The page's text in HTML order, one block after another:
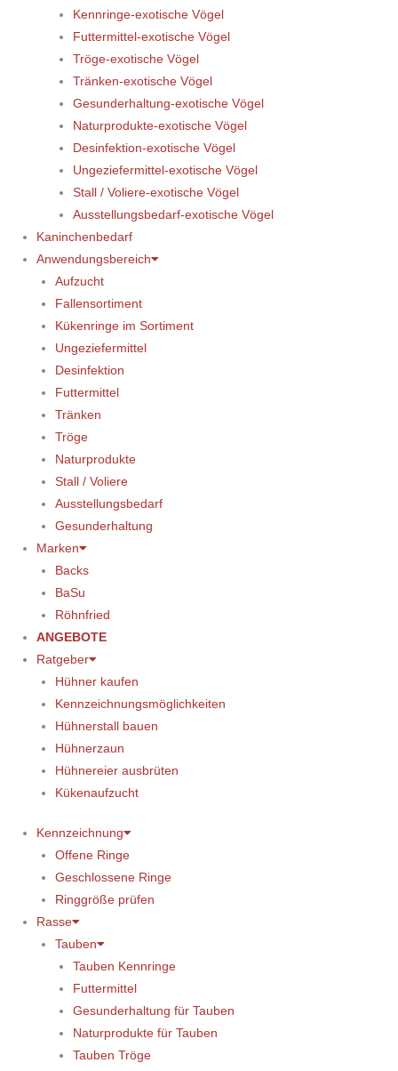
Kennringe-exotische Vögel
Futtermittel-exotische Vögel
Tröge-exotische Vögel
Tränken-exotische Vögel
Gesunderhaltung-exotische Vögel
Naturprodukte-exotische Vögel
Desinfektion-exotische Vögel
Ungeziefermittel-exotische Vögel
Stall / Voliere-exotische Vögel
Ausstellungsbedarf-exotische Vögel
Kaninchenbedarf
Anwendungsbereich
Aufzucht
Fallensortiment
Kükenringe im Sortiment
Ungeziefermittel
Desinfektion
Futtermittel
Tränken
Tröge
Naturprodukte
Stall / Voliere
Ausstellungsbedarf
Gesunderhaltung
Marken
Backs
BaSu
Röhnfried
ANGEBOTE
Ratgeber
Hühner kaufen
Kennzeichnungsmöglichkeiten
Hühnerstall bauen
Hühnerzaun
Hühnereier ausbrüten
Kükenaufzucht
Kennzeichnung
Offene Ringe
Geschlossene Ringe
Ringgröße prüfen
Rasse
Tauben
Tauben Kennringe
Futtermittel
Gesunderhaltung für Tauben
Naturprodukte für Tauben
Tauben Tröge